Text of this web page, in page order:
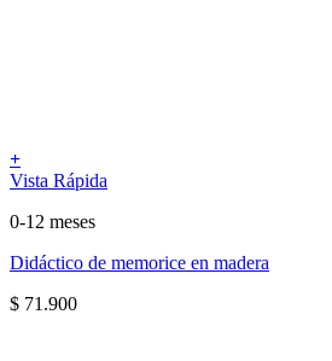
+
Vista Rápida
0-12 meses
Didáctico de memorice en madera
$ 71.900